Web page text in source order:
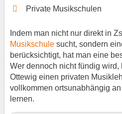
Private Musikschulen
Indem man nicht nur direkt in
Musikschule sucht, sondern
berücksichtigt, hat man eine
Wer dennoch nicht fündig
Ottewig einen privaten
vollkommen ortsunabhängig
lernen.